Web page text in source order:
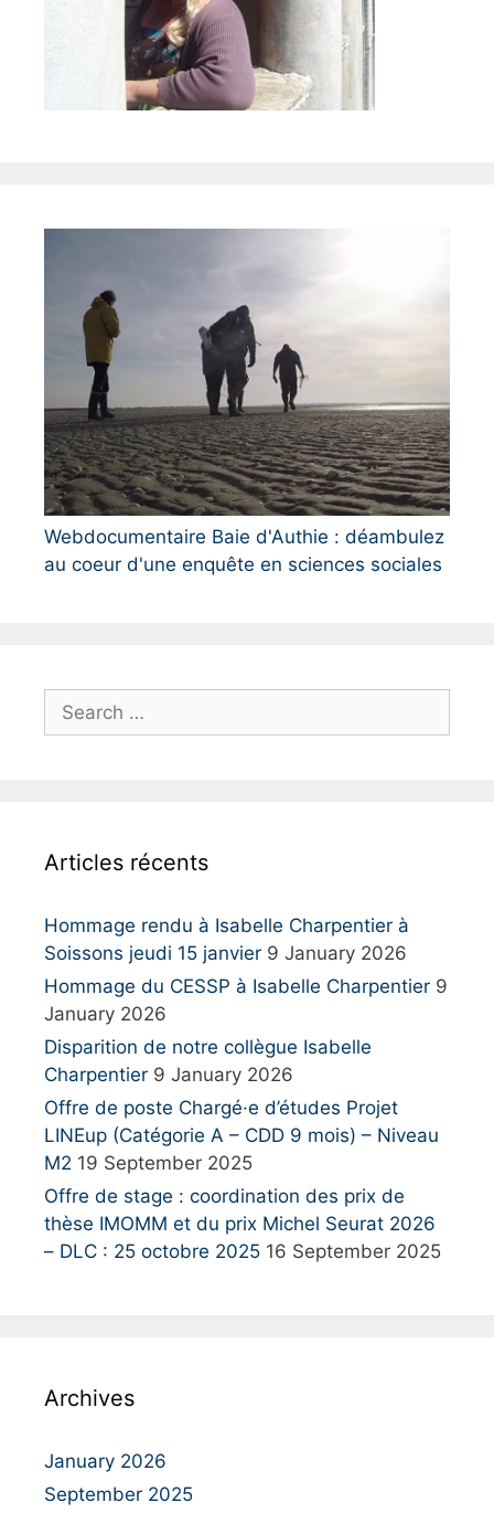
Webdocumentaire Baie d'Authie : déambulez
au coeur d'une enquête en sciences sociales
e
f
r
:
Articles récents
Hommage rendu à Isabelle Charpentier à
Soissons jeudi 15 janvier 9 January 2026
Hommage du CESSP à Isabelle Charpentier 9
January 2026
Disparition de notre collègue Isabelle
Charpentier 9 January 2026
Offre de poste Chargé·e d’études Projet
LINEup (Catégorie A – CDD 9 mois) – Niveau
M2 19 September 2025
Offre de stage : coordination des prix de
thèse IMOMM et du prix Michel Seurat 2026
– DLC : 25 octobre 2025 16 September 2025
Archives
January 2026
September 2025